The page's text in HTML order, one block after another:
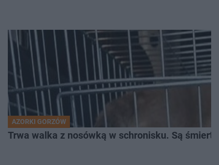
AZORKI GORZÓW
Trwa walka z nosówką w schronisku. Są